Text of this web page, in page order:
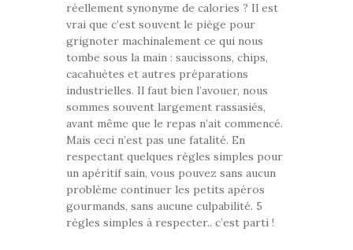
réellement synonyme de calories ? Il est
vrai que c’est souvent le piège pour
grignoter machinalement ce qui nous
tombe sous la main : saucissons, chips,
cacahuètes et autres préparations
industrielles. Il faut bien l’avouer, nous
sommes souvent largement rassasiés,
avant même que le repas n’ait commencé.
Mais ceci n’est pas une fatalité. En
respectant quelques règles simples pour
un apéritif sain, vous pouvez sans aucun
problème continuer les petits apéros
gourmands, sans aucune culpabilité. 5
règles simples à respecter.. c’est parti !